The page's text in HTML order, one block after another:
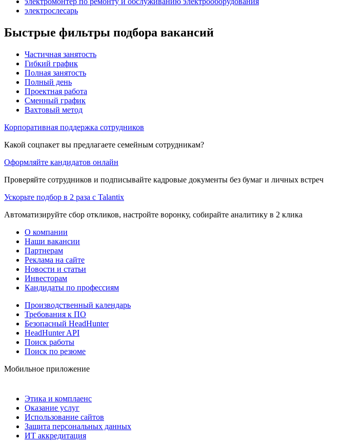
электрослесарь
Быстрые фильтры подбора вакансий
Частичная занятость
Гибкий график
Полная занятость
Полный день
Проектная работа
Сменный график
Вахтовый метод
Корпоративная поддержка сотрудников
Какой соцпакет вы предлагаете семейным сотрудникам?
Оформляйте кандидатов онлайн
Проверяйте сотрудников и подписывайте кадровые документы без бумаг и личных встреч
Ускорьте подбор в 2 раза с Talantix
Автоматизируйте сбор откликов, настройте воронку, собирайте аналитику в 2 клика
О компании
Наши вакансии
Партнерам
Реклама на сайте
Новости и статьи
Инвесторам
Кандидаты по профессиям
Производственный календарь
Требования к ПО
Безопасный HeadHunter
HeadHunter API
Поиск работы
Поиск по резюме
Мобильное приложение
Этика и комплаенс
Оказание услуг
Использование сайтов
Защита персональных данных
ИТ аккредитация